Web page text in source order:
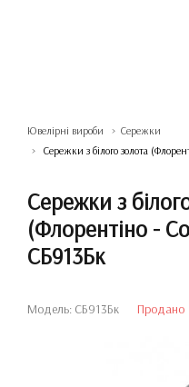
Ювелірні вироби
Сережки
Сережки з білого золота
Сережки з
(Флорентіно -
СБ913Бк
Модель: СБ913Бк Продано